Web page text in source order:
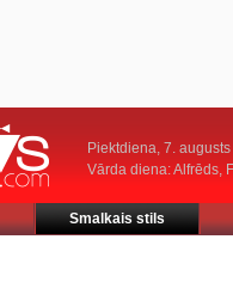
Piektdiena, 7. augusts
Vārda diena: Alfrēds,
Smalkais stils